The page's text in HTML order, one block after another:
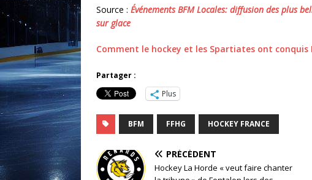
Source : Événements BFM Locales: diffusion des plus
sur glace
Comment le hockey et les Spartiates ont conquis
Partager :
Plus
BFM FFHG HOCKEY FRANCE
PRÉCÉDENT
Hockey La Horde « veut faire chanter